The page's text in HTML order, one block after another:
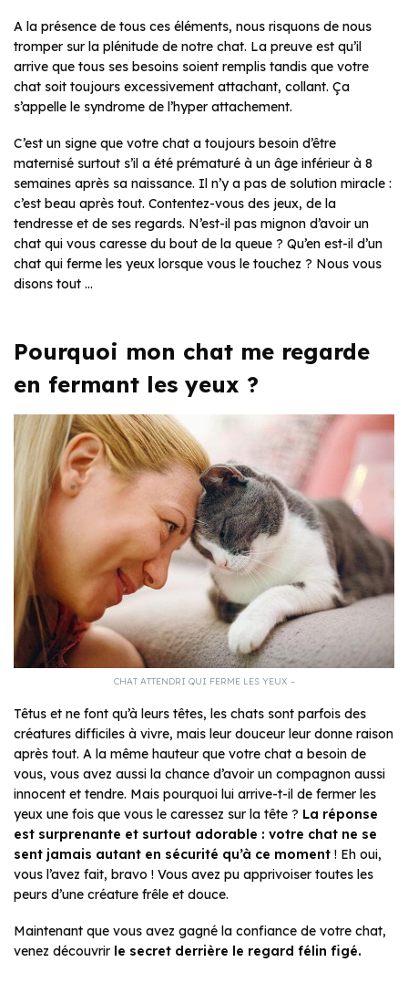
A la présence de tous ces éléments, nous risquons de nous
tromper sur la plénitude de notre chat. La preuve est qu’il
arrive que tous ses besoins soient remplis tandis que votre
chat soit toujours excessivement attachant, collant. Ça
s’appelle le syndrome de l’hyper attachement.
C’est un signe que votre chat a toujours besoin d’être
maternisé surtout s’il a été prématuré à un âge inférieur à 8
semaines après sa naissance. Il n’y a pas de solution miracle :
c’est beau après tout. Contentez-vous des jeux, de la
tendresse et de ses regards. N’est-il pas mignon d’avoir un
chat qui vous caresse du bout de la queue ? Qu’en est-il d’un
chat qui ferme les yeux lorsque vous le touchez ? Nous vous
disons tout …
Pourquoi mon chat me regarde
en fermant les yeux ?
CHAT ATTENDRI QUI FERME LES YEUX –
Têtus et ne font qu’à leurs têtes, les chats sont parfois des
créatures difficiles à vivre, mais leur douceur leur donne raison
après tout. A la même hauteur que votre chat a besoin de
vous, vous avez aussi la chance d’avoir un compagnon aussi
innocent et tendre. Mais pourquoi lui arrive-t-il de fermer les
yeux une fois que vous le caressez sur la tête ? La réponse
est surprenante et surtout adorable : votre chat ne se
sent jamais autant en sécurité qu’à ce moment ! Eh oui,
vous l’avez fait, bravo ! Vous avez pu apprivoiser toutes les
peurs d’une créature frêle et douce.
Maintenant que vous avez gagné la confiance de votre chat,
venez découvrir le secret derrière le regard félin figé.